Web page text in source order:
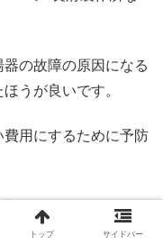
の故障の原因になる
うが良いです。
用にするために予防
換でホームセンター
トップ サイドバー